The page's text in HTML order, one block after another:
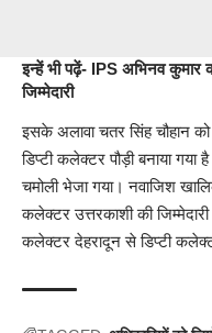
इन्हें भी पढ़ें- IPS अभिनव कुमार
जिम्मेदारी
इसके अलावा चतर सिंह चौहान
डिप्टी कलेक्टर पौड़ी बनाया
चमोली भेजा गया। नवाजिश
कलेक्टर उत्तरकाशी की जिम्मेदारी
कलेक्टर देहरादून से डिप्टी